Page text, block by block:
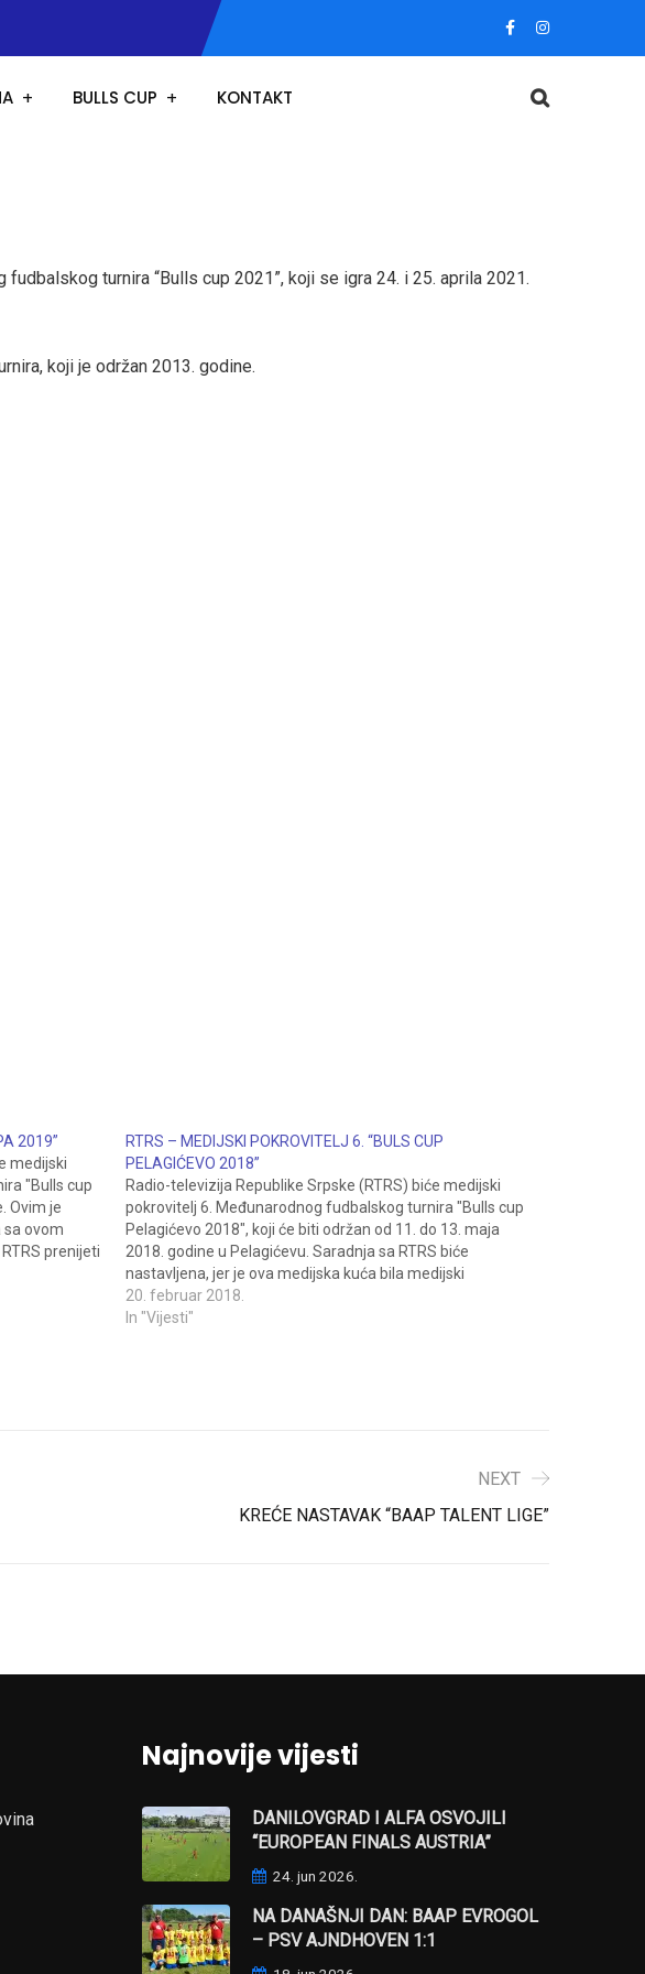
BULLS CUP KONTAKT
turnira “Bulls cup 2021”, koji se igra 24. i 25. aprila 2021.
koji je održan 2013. godine.
2019”
medijski
"Bulls cup
Ovim je
sa ovom
prenijeti
će
RTRS – MEDIJSKI POKROVITELJ 6. “BULS CUP
PELAGIĆEVO 2018”
Radio-televizija Republike Srpske (RTRS) biće medijski
pokrovitelj 6. Međunarodnog fudbalskog turnira "Bulls cup
Pelagićevo 2018", koji će biti održan od 11. do 13. maja
2018. godine u Pelagićevu. Saradnja sa RTRS biće
nastavljena, jer je ova medijska kuća bila medijski
pokrovitelj našeg turnira i ranijih godina. Nema sumnje da
će slike…
20. februar 2018.
In "Vijesti"
NEXT
KREĆE NASTAVAK “BAAP TALENT LIGE”
Najnovije vijesti
DANILOVGRAD I ALFA OSVOJILI
“EUROPEAN FINALS AUSTRIA”
24. jun 2026.
NA DANAŠNJI DAN: BAAP EVROGOL
– PSV AJNDHOVEN 1:1